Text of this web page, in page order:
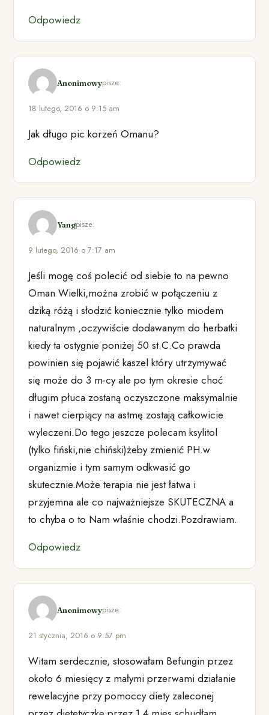
Odpowiedz
Anonimowypisze:
18 lutego, 2016 o 9:15 am
Jak długo pic korzeń Omanu?
Odpowiedz
Yangpisze:
9 lutego, 2016 o 7:17 am
Jeśli mogę coś polecić od siebie to na pewno
Oman Wielki,można zrobić w połączeniu z
dziką różą i słodzić koniecznie tylko miodem
naturalnym ,oczywiście dodawanym do herbatki
kiedy ta ostygnie poniżej 50 st.C.Co prawda
powinien się pojawić kaszel który utrzymywać
się może do 3 m-cy ale po tym okresie choć
długim płuca zostaną oczyszczone maksymalnie
i nawet cierpiący na astmę zostają całkowicie
wyleczeni.Do tego jeszcze polecam ksylitol
(tylko fiński,nie chiński)żeby zmienić PH.w
organizmie i tym samym odkwasić go
skutecznie.Może terapia nie jest łatwa i
przyjemna ale co najważniejsze SKUTECZNA a
to chyba o to Nam właśnie chodzi.Pozdrawiam.
Odpowiedz
Anonimowypisze:
21 stycznia, 2016 o 9:57 pm
Witam serdecznie, stosowałam Befungin przez
około 6 miesięcy z małymi przerwami działanie
rewelacyjne przy pomoccy diety zaleconej